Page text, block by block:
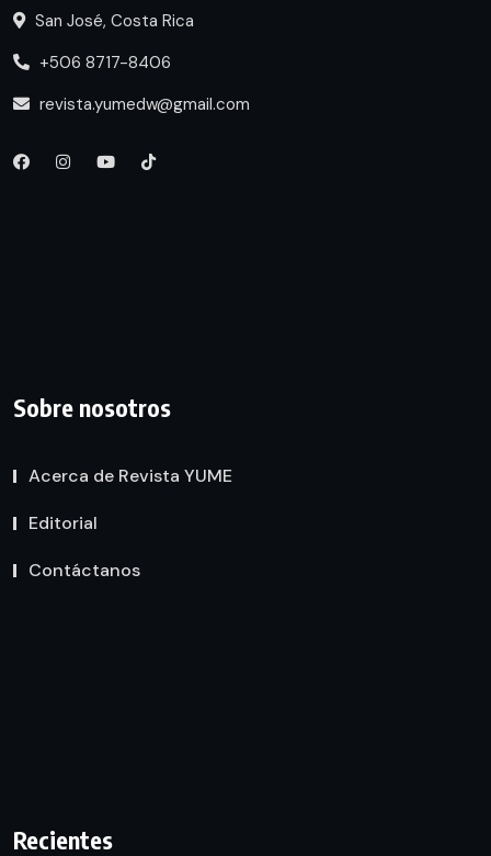
San José, Costa Rica
+506 8717-8406
revista.yumedw@gmail.com
Sobre nosotros
Acerca de Revista YUME
Editorial
Contáctanos
Recientes